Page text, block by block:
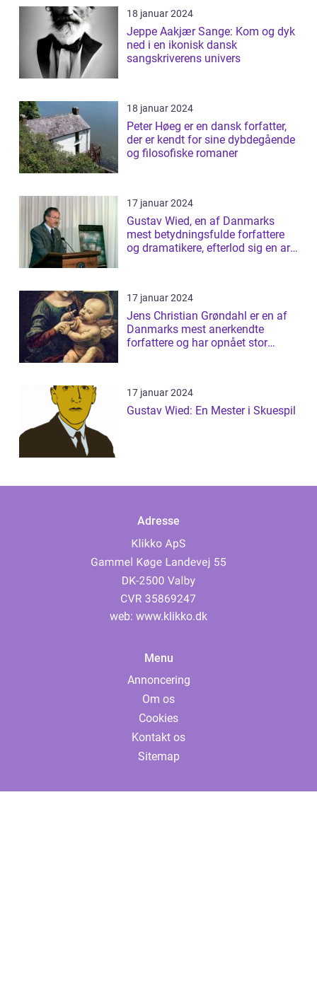
18 januar 2024
Jeppe Aakjær Sange: Kom og dyk
ned i en ikonisk dansk
sangskriverens univers
18 januar 2024
Peter Høeg er en dansk forfatter,
der er kendt for sine dybdegående
og filosofiske romaner
17 januar 2024
Gustav Wied, en af Danmarks
mest betydningsfulde forfattere
og dramatikere, efterlod sig en arv
17 januar 2024
Jens Christian Grøndahl er en af
Danmarks mest anerkendte
forfattere og har opnået stor
17 januar 2024
Gustav Wied: En Mester i Skuespil
Adresse
web: www.klikko.dk
Menu
Annoncering
Om os
Cookies
Kontakt os
Sitemap